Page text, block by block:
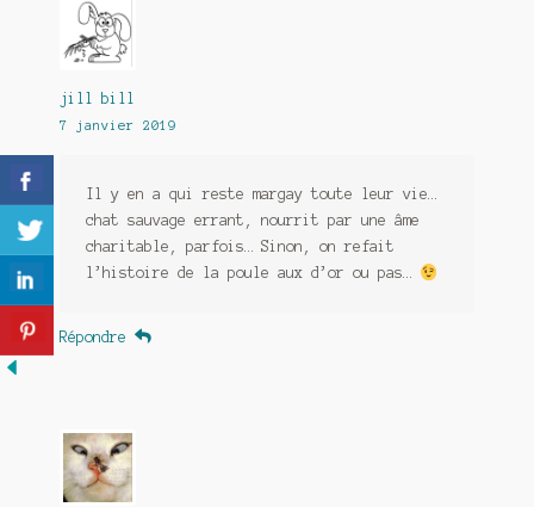
jill bill
7 janvier 2019
Il y en a qui reste margay toute leur vie…
chat sauvage errant, nourrit par une âme
charitable, parfois… Sinon, on refait
l’histoire de la poule aux d’or ou pas…
Répondre